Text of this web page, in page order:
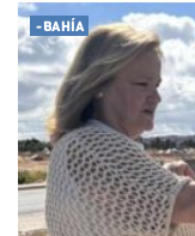
-BAHÍA